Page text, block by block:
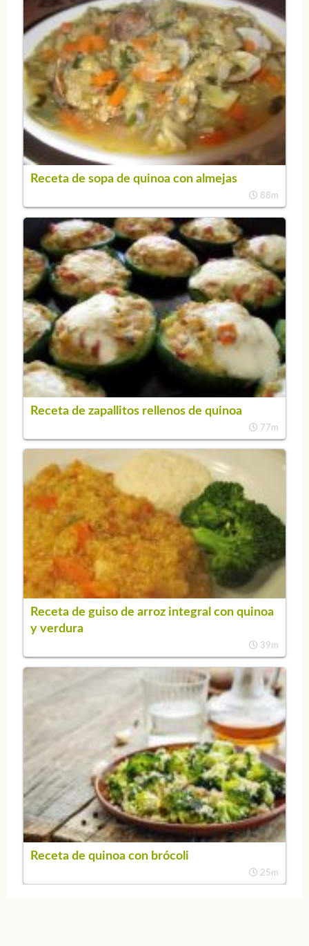
Receta de sopa de quinoa con almejas
88m
Receta de zapallitos rellenos de quinoa
77m
Receta de guiso de arroz integral con quinoa
y verdura
39m
Receta de quinoa con brócoli
25m